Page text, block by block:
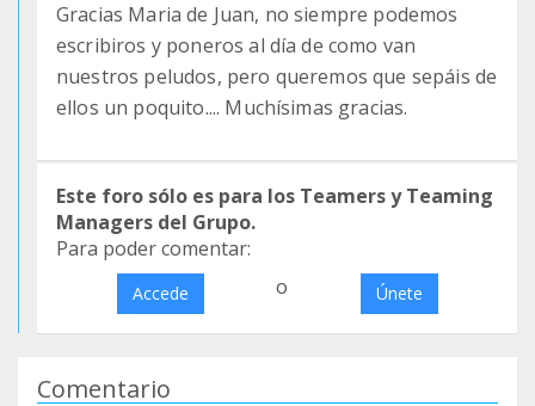
Gracias Maria de Juan, no siempre podemos
escribiros y poneros al día de como van
nuestros peludos, pero queremos que sepáis de
ellos un poquito.... Muchísimas gracias.
Este foro sólo es para los Teamers y Teaming
Managers del Grupo.
Para poder comentar:
Accede o Únete
Comentario